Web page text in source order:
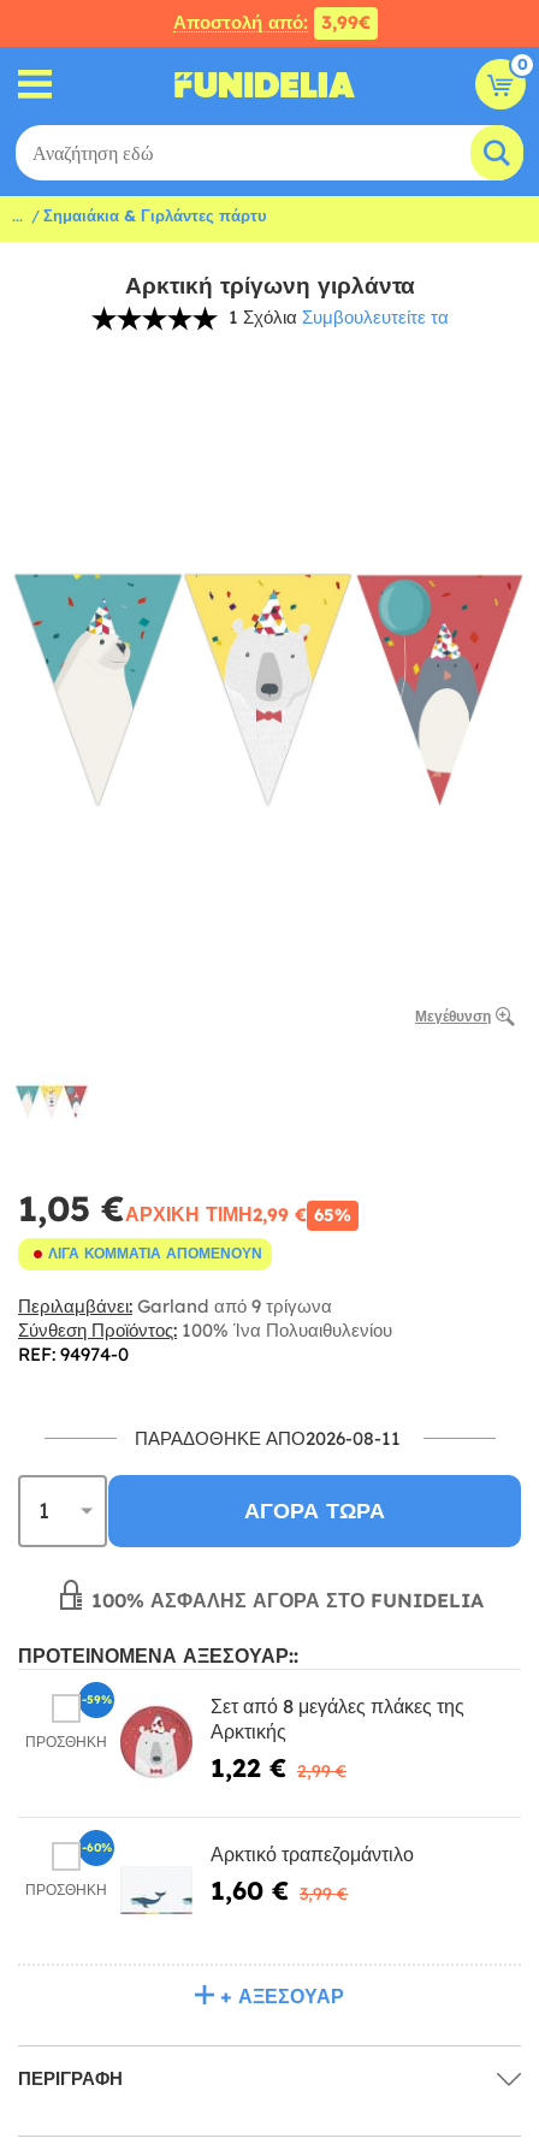
Αποστολή από: 3,99€
0
... Σημαιάκια & Γιρλάντες πάρτυ
Αρκτική τρίγωνη γιρλάντα
1 Σχόλια Συμβουλευτείτε τα
Μεγέθυνση
1,05 €ΑΡΧΙΚΉ ΤΙΜΉ2,99 € 65%
ΛΊΓΑ ΚΟΜΜΆΤΙΑ ΑΠΟΜΈΝΟΥΝ
Περιλαμβάνει: Garland από 9 τρίγωνα
Σύνθεση Προϊόντος: 100% Ίνα Πολυαιθυλενίου
REF: 94974-0
ΠΑΡΑΔΌΘΗΚΕ ΑΠΌ2026-08-11
ΑΓΟΡΆ ΤΏΡΑ
100% ΑΣΦΑΛΉΣ ΑΓΟΡΆ ΣΤΟ FUNIDELIA
ΠΡΟΤΕΙΝΌΜΕΝΑ ΑΞΕΣΟΥΆΡ::
ΠΡΟΣΘΉΚΗ
Σετ από 8 μεγάλες πλάκες της
Αρκτικής
1,22 € 2,99 €
-59%
ΠΡΟΣΘΉΚΗ
Αρκτικό τραπεζομάντιλο
1,60 € 3,99 €
-60%
+ ΑΞΕΣΟΥΆΡ
ΠΕΡΙΓΡΑΦΉ